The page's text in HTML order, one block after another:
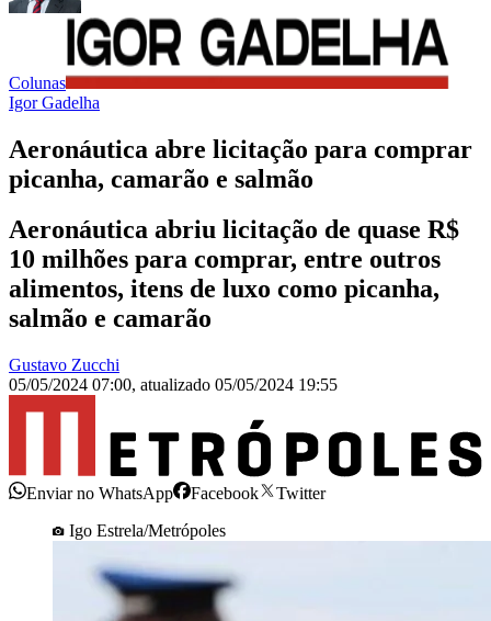
Colunas
Igor Gadelha
Aeronáutica abre licitação para comprar
picanha, camarão e salmão
Aeronáutica abriu licitação de quase R$
10 milhões para comprar, entre outros
alimentos, itens de luxo como picanha,
salmão e camarão
Gustavo Zucchi
05/05/2024 07:00, atualizado 05/05/2024 19:55
Enviar no WhatsApp Facebook
Twitter
Igo Estrela/Metrópoles